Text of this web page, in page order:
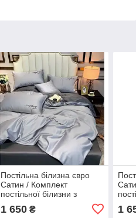
Постільна білизна євро
Сатин / Комплект
постільної білизни з
1 650₴ 1